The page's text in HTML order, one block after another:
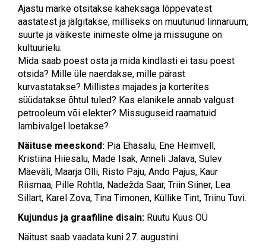
Ajastu märke otsitakse kaheksaga lõppevatest
aastatest ja jälgitakse, milliseks on muutunud linnaruum,
suurte ja väikeste inimeste olme ja missugune on
kultuurielu.
Mida saab poest osta ja mida kindlasti ei tasu poest
otsida? Mille üle naerdakse, mille pärast
kurvastatakse? Millistes majades ja korterites
süüdatakse õhtul tuled? Kas elanikele annab valgust
petrooleum või elekter? Missuguseid raamatuid
lambivalgel loetakse?
Näituse meeskond: Pia Ehasalu, Ene Heimvell,
Kristiina Hiiesalu, Made Isak, Anneli Jalava, Sulev
Mäeväli, Maarja Olli, Risto Paju, Ando Pajus, Kaur
Riismaa, Pille Rohtla, Nadežda Saar, Triin Siiner, Lea
Sillart, Karel Zova, Tina Timonen, Küllike Tint, Triinu Tuvi.
Kujundus ja graafiline disain: Ruutu Kuus OÜ
Näitust saab vaadata kuni 27. augustini.